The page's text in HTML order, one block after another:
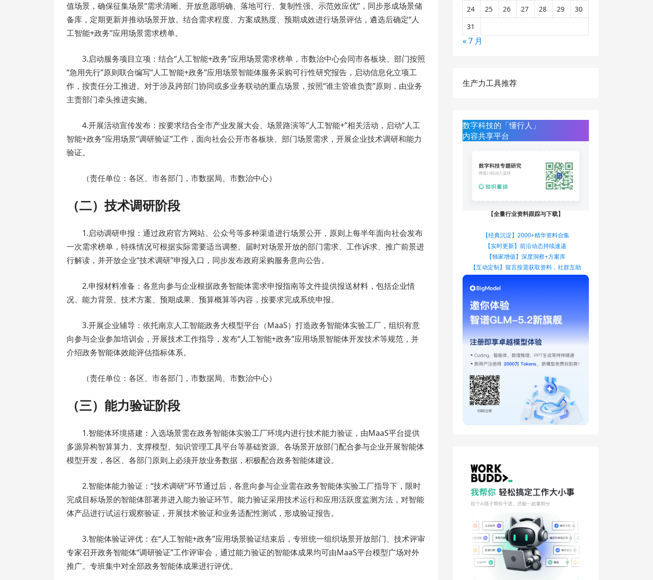
值场景，确保征集场景“需求清晰、开放意愿明确、落地可行、复制性强、示范效应优”，同步形成场景储
备库，定期更新并推动场景开放。结合需求程度、方案成熟度、预期成效进行场景评估，遴选后确定“人
工智能+政务”应用场景需求榜单。
3.启动服务项目立项：结合“人工智能+政务”应用场景需求榜单，市数治中心会同市各板块、部门按照
“急用先行”原则联合编写“人工智能+政务”应用场景智能体服务采购可行性研究报告，启动信息化立项工
作，按责任分工推进。对于涉及跨部门协同或多业务联动的重点场景，按照“谁主管谁负责”原则，由业务
主责部门牵头推进实施。
4.开展活动宣传发布：按要求结合全市产业发展大会、场景路演等“人工智能+”相关活动，启动“人工
智能+政务”应用场景“调研验证”工作，面向社会公开市各板块、部门场景需求，开展企业技术调研和能力
验证。
（责任单位：各区、市各部门，市数据局、市数治中心）
（二）技术调研阶段
1.启动调研申报：通过政府官方网站、公众号等多种渠道进行场景公开，原则上每半年面向社会发布
一次需求榜单，特殊情况可根据实际需要适当调整。届时对场景开放的部门需求、工作诉求、推广前景进
行解读，并开放企业“技术调研”申报入口，同步发布政府采购服务意向公告。
2.申报材料准备：各意向参与企业根据政务智能体需求申报指南等文件提供报送材料，包括企业情
况、能力背景、技术方案、预期成果、预算概算等内容，按要求完成系统申报。
3.开展企业辅导：依托南京人工智能政务大模型平台（MaaS）打造政务智能体实验工厂，组织有意
向参与企业参加培训会，开展技术工作指导，发布“人工智能+政务”应用场景智能体开发技术等规范，并
介绍政务智能体效能评估指标体系。
（责任单位：各区、市各部门，市数据局、市数治中心）
（三）能力验证阶段
1.智能体环境搭建：入选场景需在政务智能体实验工厂环境内进行技术能力验证，由MaaS平台提供
多源异构智算算力、支撑模型、知识管理工具平台等基础资源。各场景开放部门配合参与企业开展智能体
模型开发，各区、各部门原则上必须开放业务数据，积极配合政务智能体建设。
2.智能体能力验证：“技术调研”环节通过后，各意向参与企业需在政务智能体实验工厂指导下，限时
完成目标场景的智能体部署并进入能力验证环节。能力验证采用技术运行和应用活跃度监测方法，对智能
体产品进行试运行观察验证，开展技术验证和业务适配性测试，形成验证报告。
3.智能体验证评优：在“人工智能+政务”应用场景验证结束后，专班统一组织场景开放部门、技术评审
专家召开政务智能体“调研验证”工作评审会，通过能力验证的智能体成果均可由MaaS平台模型广场对外
推广。专班集中对全部政务智能体成果进行评优。
24
25 26 27 28 29
30
31
« 7 月
生产力工具推荐
数字科技的「懂行人」
内容共享平台
【全量行业资料跟踪与下载】
【经典沉淀】2000+精华资料合集
【实时更新】前沿动态持续速递
【独家增值】深度洞察+方案库
【互动定制】留言按需获取资料，社群互助